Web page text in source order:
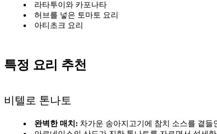
라타투이와 카포나타
허브를 넣은 토마토 요리
아티초크 요리
특정 요리 추천
비텔로 톤나토
완벽한 매치: 차가운 송아지고기에 참치 소스를 곁들